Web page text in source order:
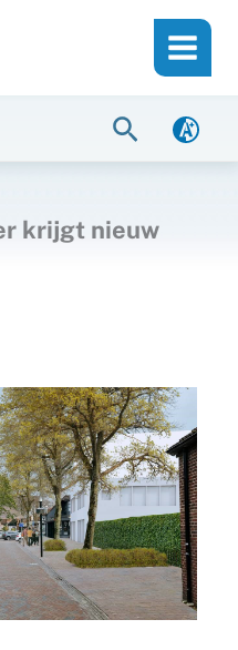
Zoeken
krijgt nieuw